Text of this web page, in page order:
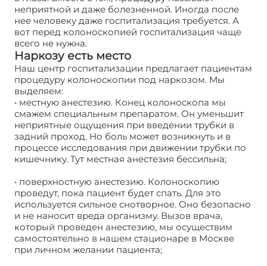
неприятной и даже болезненной. Иногда после
нее человеку даже госпитализация требуется. А
вот перед колоноскопией госпитализация чаще
всего не нужна.
Наркозу есть место
Наш центр госпитализации предлагает пациентам
процедуру колоноскопии под наркозом. Мы
выделяем:
• местную анестезию. Конец колоноскопа мы
смажем специальным препаратом. Он уменьшит
неприятные ощущения при введении трубки в
задний проход. Но боль может возникнуть и в
процессе исследования при движении трубки по
кишечнику. Тут местная анестезия бессильна;
• поверхностную анестезию. Колоноскопию
проведут, пока пациент будет спать. Для это
используется сильное снотворное. Оно безопасно
и не наносит вреда организму. Вызов врача,
который проведен анестезию, мы осуществим
самостоятельно в нашем стационаре в Москве
при личном желании пациента;